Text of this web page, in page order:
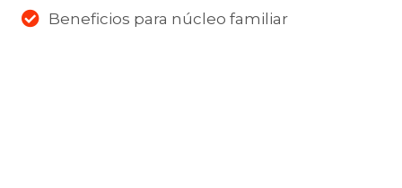
Beneficios para núcleo familiar